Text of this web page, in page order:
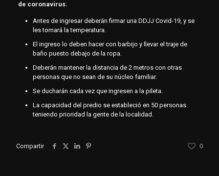
de coronavirus.
Antes de ingresar deberán firmar una DDJJ Covid-19, y se
les tomará la temperatura.
El ingreso lo deben hacer con barbijo y llevar el traje de
baño puesto debajo de la ropa.
Deberán mantener la distancia de 2 metros con otras
personas que no sean de su núcleo familiar.
Se ducharán cada vez que ingresen a la pileta.
La capacidad del predio se estableció en 50 personas
teniendo prioridad la gente de la localidad.
Compartir 0